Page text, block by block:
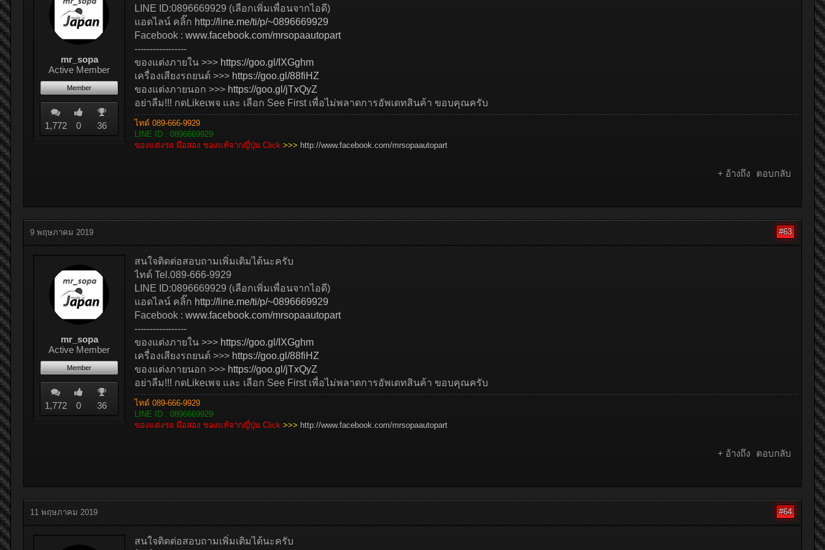
mr_sopa
Active Member
Member
1,772 0 36
LINE ID:0896669929 (เลือกเพิ่มเพื่อนจากไอดี)
แอดไลน์ คลิ๊ก http://line.me/ti/p/~0896669929
Facebook : www.facebook.com/mrsopaautopart
-----------------
ของแต่งภายใน >>> https://goo.gl/IXGghm
เครื่องเสียงรถยนต์ >>> https://goo.gl/88fiHZ
ของแต่งภายนอก >>> https://goo.gl/jTxQyZ
อย่าลืม!!! กดLikeเพจ และ เลือก See First เพื่อไม่พลาดการอัพเดทสินค้า ขอบคุณครับ
ไทด์ 089-666-9929
LINE ID : 0896669929
ของแต่งรถ มือสอง ของแท้จากญี่ปุ่น Click >>> http://www.facebook.com/mrsopaautopart
+ อ้างถึง ตอบกลับ
9 พฤษภาคม 2019 #63
mr_sopa
Active Member
Member
1,772 0 36
สนใจติดต่อสอบถามเพิ่มเติมได้นะครับ
ไทด์ Tel.089-666-9929
LINE ID:0896669929 (เลือกเพิ่มเพื่อนจากไอดี)
แอดไลน์ คลิ๊ก http://line.me/ti/p/~0896669929
Facebook : www.facebook.com/mrsopaautopart
-----------------
ของแต่งภายใน >>> https://goo.gl/IXGghm
เครื่องเสียงรถยนต์ >>> https://goo.gl/88fiHZ
ของแต่งภายนอก >>> https://goo.gl/jTxQyZ
อย่าลืม!!! กดLikeเพจ และ เลือก See First เพื่อไม่พลาดการอัพเดทสินค้า ขอบคุณครับ
ไทด์ 089-666-9929
LINE ID : 0896669929
ของแต่งรถ มือสอง ของแท้จากญี่ปุ่น Click >>> http://www.facebook.com/mrsopaautopart
+ อ้างถึง ตอบกลับ
11 พฤษภาคม 2019 #64
สนใจติดต่อสอบถามเพิ่มเติมได้นะครับ